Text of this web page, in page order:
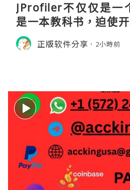
JProfiler不仅仅是一
是一本教科书，迫使
M的内存模型、垃圾回
理。通过直观的可视
正版软件分享 2小時前